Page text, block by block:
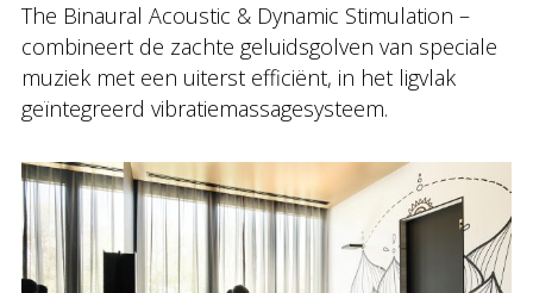
The Binaural Acoustic & Dynamic Stimulation –
combineert de zachte geluidsgolven van speciale
muziek met een uiterst efficiënt, in het ligvlak
geïntegreerd vibratiemassagesysteem.